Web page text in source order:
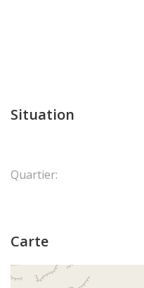
Situation
Quartier:
Carte